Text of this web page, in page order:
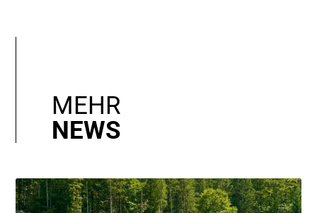
MEHR
NEWS